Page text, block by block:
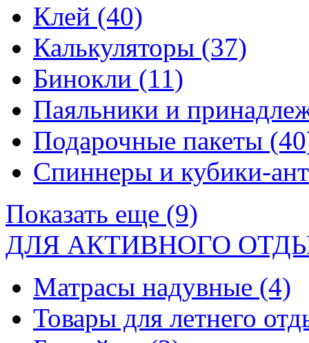
Клей (40)
Калькуляторы (37)
Бинокли (11)
Паяльники и
Подарочные пакеты
Спиннеры и кубики-
Показать еще (9)
ДЛЯ АКТИВНОГО
Матрасы надувные (4)
Товары для летнего